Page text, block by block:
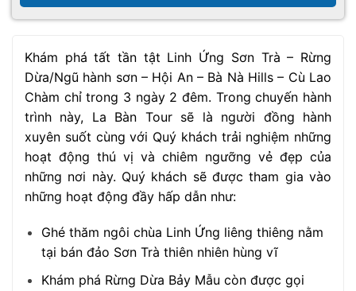
Khám phá tất tần tật Linh Ứng Sơn Trà – Rừng
Dừa/Ngũ hành sơn – Hội An – Bà Nà Hills – Cù Lao
Chàm chỉ trong 3 ngày 2 đêm. Trong chuyến hành
trình này, La Bàn Tour sẽ là người đồng hành
xuyên suốt cùng với Quý khách trải nghiệm những
hoạt động thú vị và chiêm ngưỡng vẻ đẹp của
những nơi này. Quý khách sẽ được tham gia vào
những hoạt động đầy hấp dẫn như:
Ghé thăm ngôi chùa Linh Ứng liêng thiêng nằm
tại bán đảo Sơn Trà thiên nhiên hùng vĩ
Khám phá Rừng Dừa Bảy Mẫu còn được gọi